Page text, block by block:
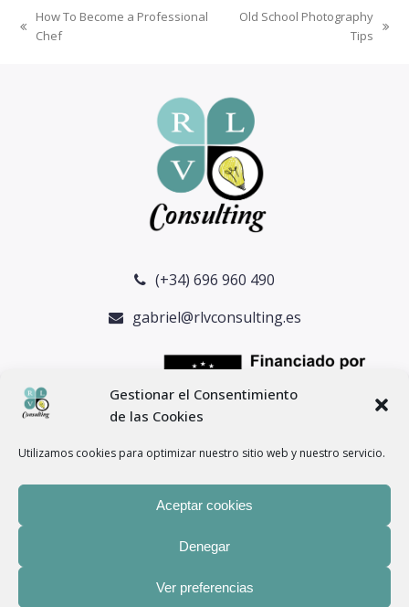
Gestionar el Consentimiento
de las Cookies
Utilizamos cookies para optimizar nuestro sitio web y nuestro servicio.
Aceptar cookies
Denegar
Ver preferencias
previous
How To Become a Professional
Chef
Old School Photography
Tips
(+34) 696 960 490
gabriel@rlvconsulting.es
RLV Consulting– Todos los derechos